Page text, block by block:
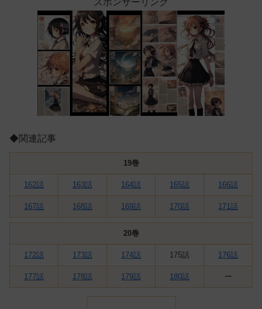
スポンサーリンク
◆関連記事
19巻
162話 163話 164話 165話 166話
167話 168話 169話 170話 171話
20巻
172話 173話 174話 175話 176話
177話 178話 179話 180話 ー